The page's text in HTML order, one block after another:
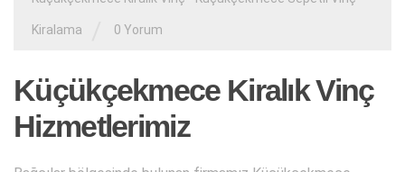
Kiralama 0 Yorum
Küçükçekmece Kiralık Vinç
Hizmetlerimiz